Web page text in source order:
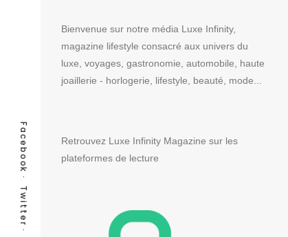
Facebook
Twitter
Bienvenue sur notre média Luxe Infinity,
magazine lifestyle consacré aux univers du
luxe, voyages, gastronomie, automobile, haute
joaillerie - horlogerie, lifestyle, beauté, mode...
Retrouvez Luxe Infinity Magazine sur les
plateformes de lecture